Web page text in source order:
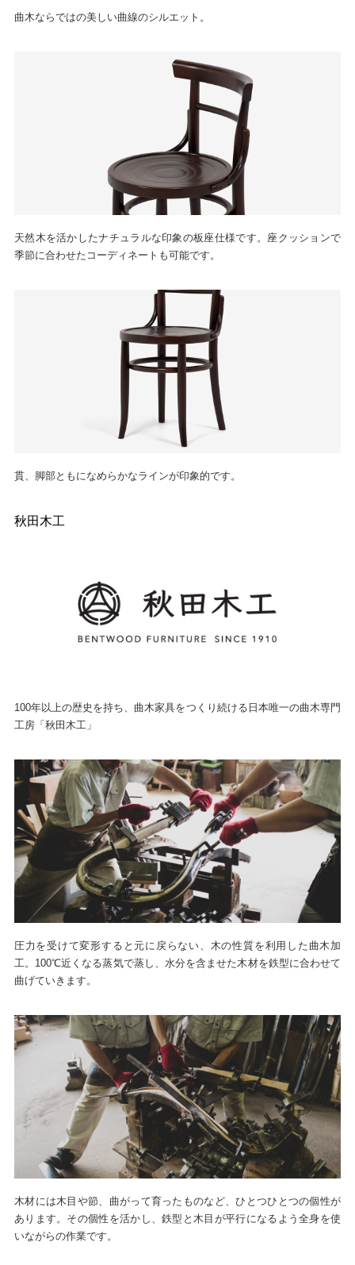
曲木ならではの美しい曲線のシルエット。
天然木を活かしたナチュラルな印象の板座仕様です。座クッションで
季節に合わせたコーディネートも可能です。
貫、脚部ともになめらかなラインが印象的です。
秋田木工
100年以上の歴史を持ち、曲木家具をつくり続ける日本唯一の曲木専門
工房「秋田木工」
圧力を受けて変形すると元に戻らない、木の性質を利用した曲木加
工。100℃近くなる蒸気で蒸し、水分を含ませた木材を鉄型に合わせて
曲げていきます。
木材には木目や節、曲がって育ったものなど、ひとつひとつの個性が
あります。その個性を活かし、鉄型と木目が平行になるよう全身を使
いながらの作業です。